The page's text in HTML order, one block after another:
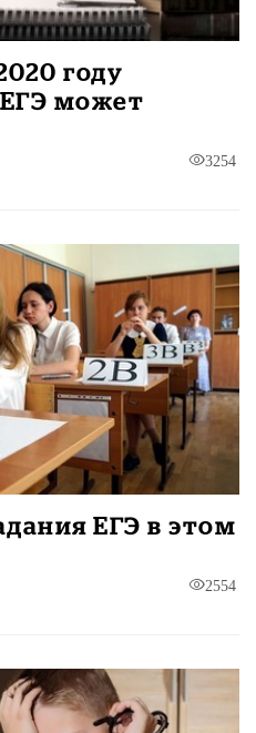
году
может
3254
ЕГЭ в этом
2554